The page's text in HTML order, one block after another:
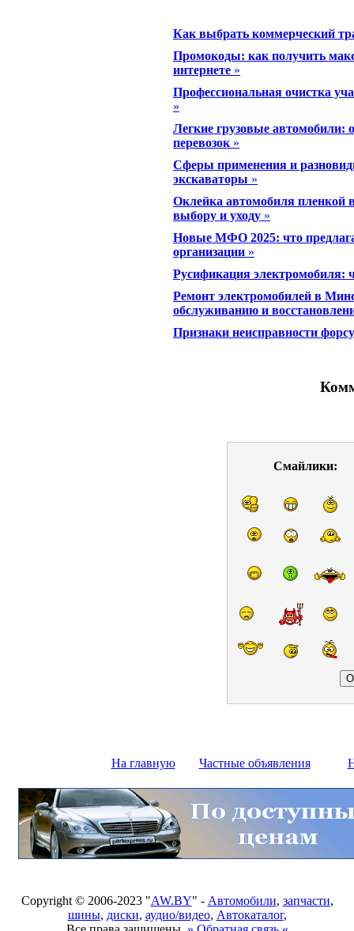
Как выбрать коммерческий
Промокоды: как получить
интернете »
Профессиональная очистка
»
Легкие грузовые автомобили:
перевозок »
Сферы применения и
экскаваторы »
Оклейка автомобиля пленкой
выбору и уходу »
Новые МФО 2025: что
организации »
Русификация электромобиля:
Ремонт электромобилей в
обслуживанию и
Признаки неисправности
Смайлики:
На главную Частные объявления
Copyright © 2006-2023 "AW.BY" - Автомобили, запчасти,
шины, диски, аудио/видео, Автокаталог,